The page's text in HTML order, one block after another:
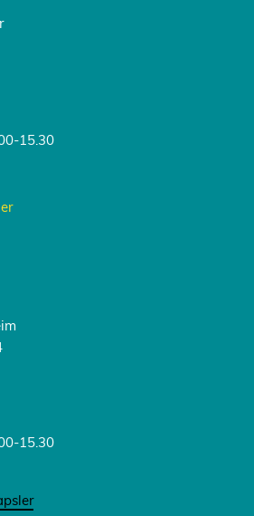
15.30
15.30